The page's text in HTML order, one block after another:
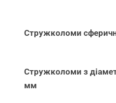
Стружколоми
Стружколоми з
мм